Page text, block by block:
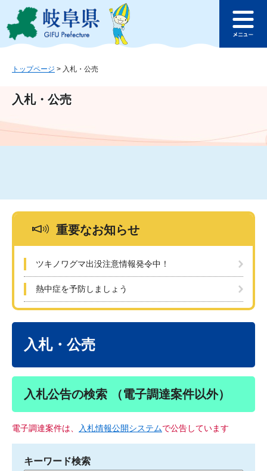
ジ
ュ
文
このページの本文へ
ュ
トップページ > 入札・公売
入札・公売
重要なお知らせ
ツキノワグマ出没注意情報発令中！
熱中症を予防しましょう
入札・公売
入札公告の検索 （電子調達案件以外）
電子調達案件は、 入札情報公開システムで公告しています
キーワード検索